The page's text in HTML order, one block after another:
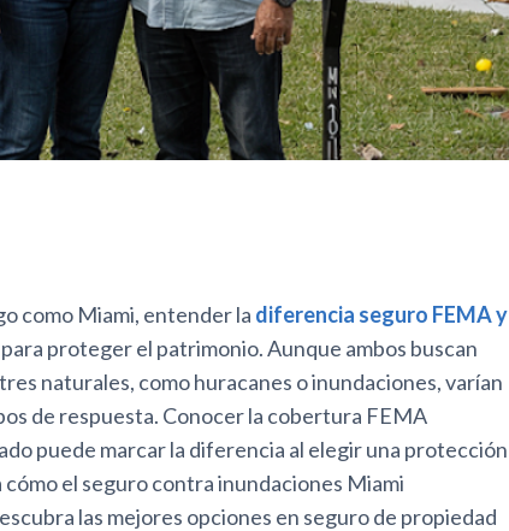
como Miami, entender la diferencia seguro FEMA y
proteger el patrimonio. Aunque ambos buscan
naturales, como huracanes o inundaciones, varían
de respuesta. Conocer la cobertura FEMA
puede marcar la diferencia al elegir una protección
el seguro contra inundaciones Miami
las mejores opciones en seguro de propiedad